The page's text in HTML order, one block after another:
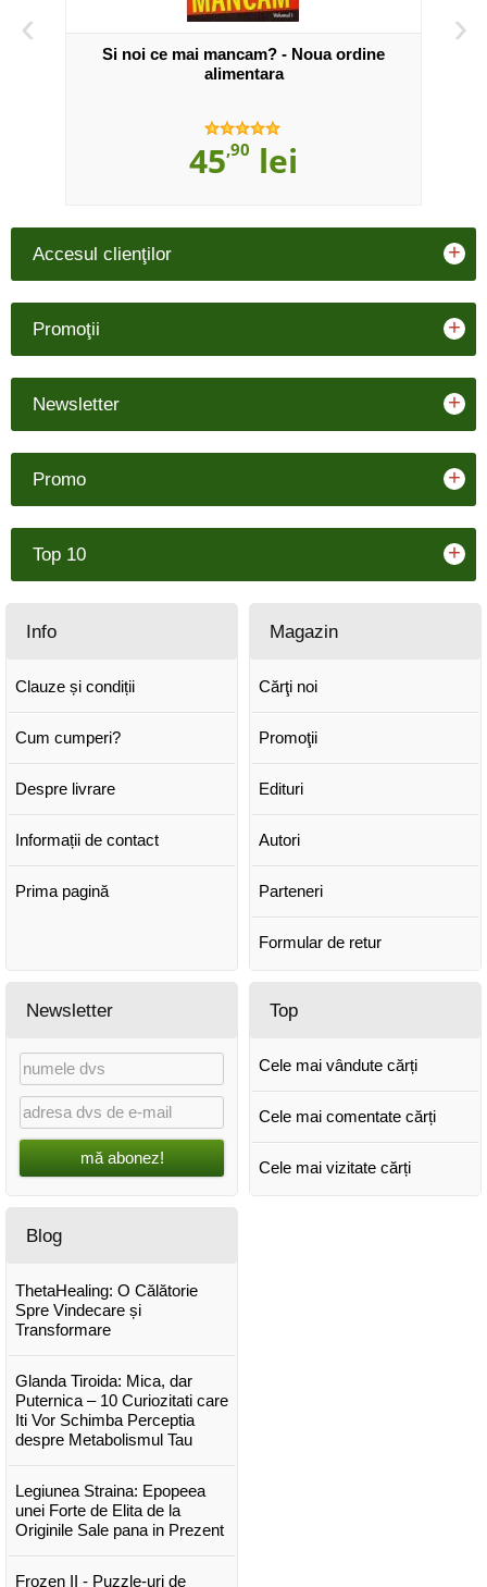
‹
Si noi ce mai mancam? - Noua ordine
alimentara
45,90 lei
›
Accesul clienţilor +
Promoţii +
Newsletter +
Promo +
Top 10 +
Info
Clauze și condiții
Cum cumperi?
Despre livrare
Informații de contact
Prima pagină
Magazin
Cărţi noi
Promoţii
Edituri
Autori
Parteneri
Formular de retur
Newsletter
mă abonez!
Top
Cele mai vândute cărți
Cele mai comentate cărți
Cele mai vizitate cărți
Blog
ThetaHealing: O Călătorie
Spre Vindecare și
Transformare
Glanda Tiroida: Mica, dar
Puternica – 10 Curiozitati care
Iti Vor Schimba Perceptia
despre Metabolismul Tau
Legiunea Straina: Epopeea
unei Forte de Elita de la
Originile Sale pana in Prezent
Frozen II - Puzzle-uri de